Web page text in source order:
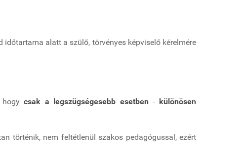
alatt a szülő, törvényes képviselő kérelmére
hogycsak a legszügségesebb esetben - különösen
történik, nem feltétlenül szakos pedagógussal, ezért